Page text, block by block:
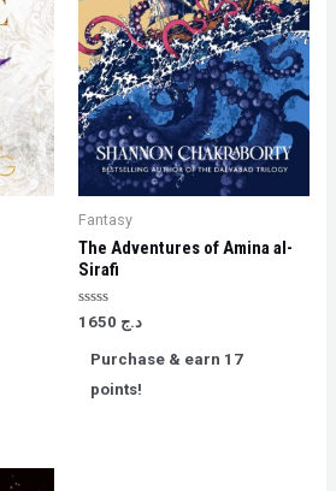
Fantasy
The Adventures of Amina al-
Sirafi
Rated
0
د.ج
Purchase & earn 17
points!